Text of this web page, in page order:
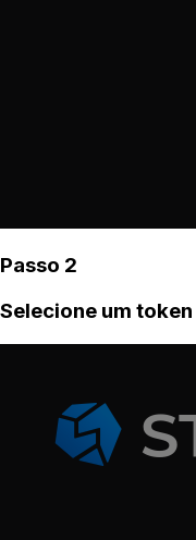
Passo 2
Selecione um token